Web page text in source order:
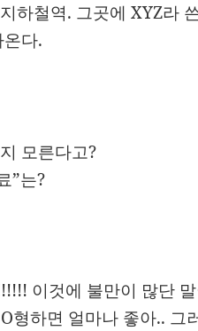
하철역. 그곳에 XYZ라
다.
모른다고?
”는?
이것에 불만이 많단
형하면 얼마나 좋아.. 그